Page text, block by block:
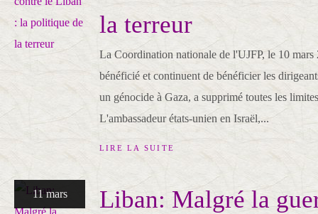
la terreur
La Coordination nationale de l'UJFP, le 10
bénéficié et continuent de bénéficier les
un génocide à Gaza, a supprimé toutes les
L'ambassadeur états-unien en Israël,...
LIRE LA SUITE
11 mars
Liban: Malgré la